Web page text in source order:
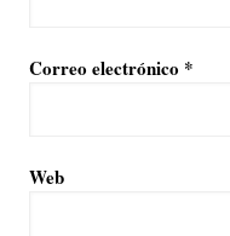
Correo electrónico *
Web